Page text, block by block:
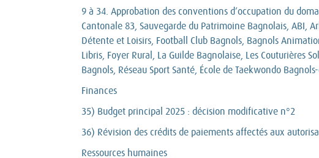
9 à 34. Approbation des conventions d’occupation du
Cantonale 83, Sauvegarde du Patrimoine Bagnolais, ABI,
Détente et Loisirs, Football Club Bagnols, Bagnols
Libris, Foyer Rural, La Guilde Bagnolaise, Les Couturières
Bagnols, Réseau Sport Santé, École de Taekwondo
Finances
35) Budget principal 2025 : décision modificative n°2
36) Révision des crédits de paiements affectés aux
Ressources humaines